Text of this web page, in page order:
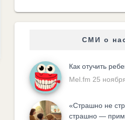
СМИ о
Как отучить
Mel.fm 25
«Cтрашно не
страшно —